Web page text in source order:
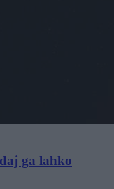
ga lahko